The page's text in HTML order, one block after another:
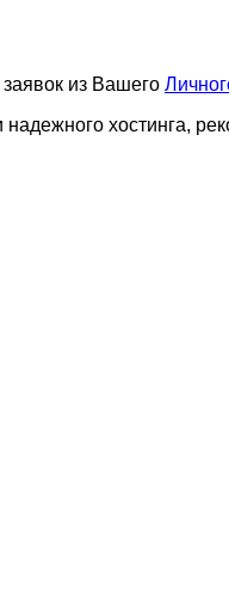
из Вашего
хостинга,